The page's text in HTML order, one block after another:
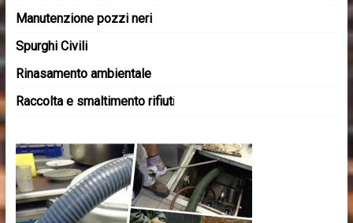
Manutenzione pozzi neri
Spurghi Civili
Rinasamento ambientale
Raccolta e smaltimento rifiuti